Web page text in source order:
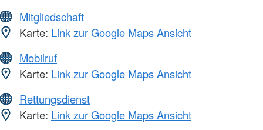
Mitgliedschaft
Karte: Link zur Google Maps Ansicht
Mobilruf
Karte: Link zur Google Maps Ansicht
Rettungsdienst
Karte: Link zur Google Maps Ansicht